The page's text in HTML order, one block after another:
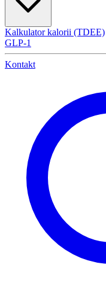
Kalkulator kalorii (TDEE)
GLP-1
Kontakt